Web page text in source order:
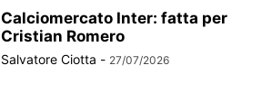
Calciomercato Inter: fatta per
Cristian Romero
Salvatore Ciotta - 27/07/2026